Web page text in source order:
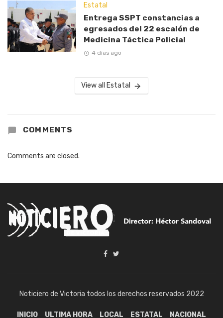
Estatal
Entrega SSPT constancias a
egresados del 22 escalón de
Medicina Táctica Policial
4 días ago
View all Estatal
COMMENTS
Comments are closed.
Noticiero de Victoria todos los derechos reservados 2022
INICIO ULTIMA HORA LOCAL ESTATAL NACIONAL